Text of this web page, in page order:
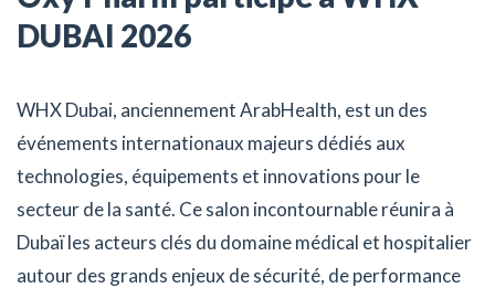
DUBAI 2026
WHX Dubai, anciennement ArabHealth, est un des
événements internationaux majeurs dédiés aux
technologies, équipements et innovations pour le
secteur de la santé. Ce salon incontournable réunira à
Dubaï les acteurs clés du domaine médical et hospitalier
autour des grands enjeux de sécurité, de performance